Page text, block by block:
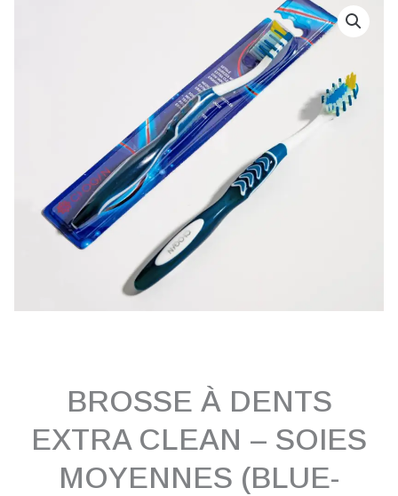
BROSSE À DENTS
EXTRA CLEAN – SOIES
MOYENNES (BLUE-